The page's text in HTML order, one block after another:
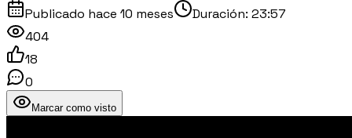
Publicado hace 10 meses Duración: 23:57
404
18
0
Marcar como visto